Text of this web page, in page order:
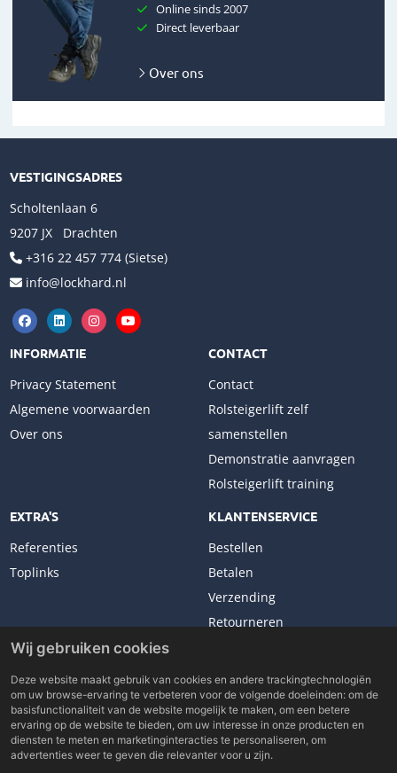
Online sinds 2007
Direct leverbaar
Over ons
VESTIGINGSADRES
Scholtenlaan 6
9207 JX Drachten
+316 22 457 774 (Sietse)
info@lockhard.nl
INFORMATIE
Privacy Statement
Algemene voorwaarden
Over ons
CONTACT
Contact
Rolsteigerlift zelf
samenstellen
Demonstratie aanvragen
Rolsteigerlift training
EXTRA'S
Referenties
Toplinks
KLANTENSERVICE
Bestellen
Betalen
Verzending
Retourneren
Copyright © 2026 Lockhard Benelux. All rights reserved.
Made with
byBO. Be Original
Wij gebruiken cookies
Deze website maakt gebruik van cookies en andere trackingtechnologiën
om uw browse-ervaring te verbeteren voor de volgende doeleinden: om de
basisfunctionaliteit van de website mogelijk te maken, om een betere
ervaring op de website te bieden, om uw interesse in onze producten en
diensten te meten en marketinginteracties te personaliseren, om
advertenties weer te geven die relevanter voor u zijn.